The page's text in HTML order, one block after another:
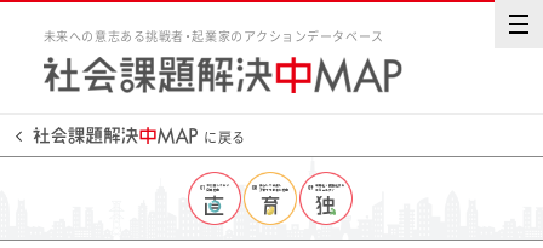
未来への意志ある挑戦者・起業家のアクションデータベース
に戻る